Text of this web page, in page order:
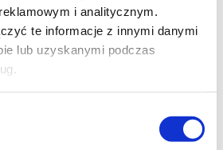
i analitycznym.
te informacje z innymi danymi
lub uzyskanymi podczas
Server 2016